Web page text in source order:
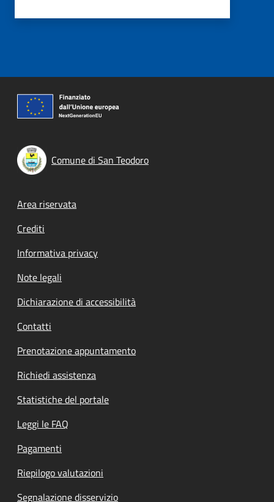
Comune di San Teodoro
Footer menu
Area riservata
Crediti
Informativa privacy
Note legali
Dichiarazione di accessibilità
Contatti
Prenotazione appuntamento
Richiedi assistenza
Statistiche del portale
Leggi le FAQ
Pagamenti
Riepilogo valutazioni
Segnalazione disservizio